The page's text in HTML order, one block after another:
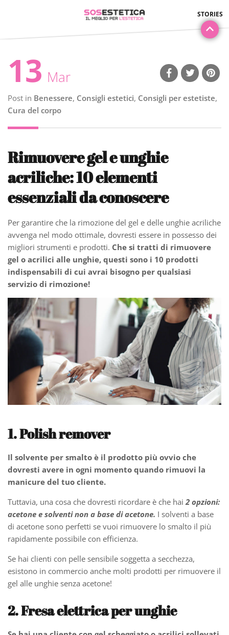
13 Mar
Post in Benessere, Consigli estetici, Consigli per estetiste,
Cura del corpo
Rimuovere gel e unghie
acriliche: 10 elementi
essenziali da conoscere
Per garantire che la rimozione del gel e delle unghie acriliche
avvenga nel modo ottimale, dovresti essere in possesso dei
migliori strumenti e prodotti. Che si tratti di rimuovere
gel o acrilici alle unghie, questi sono i 10 prodotti
indispensabili di cui avrai bisogno per qualsiasi
servizio di rimozione!
1. Polish remover
Il solvente per smalto è il prodotto più ovvio che
dovresti avere in ogni momento quando rimuovi la
manicure del tuo cliente.
Tuttavia, una cosa che dovresti ricordare è che hai 2 opzioni:
acetone e solventi non a base di acetone. I solventi a base
di acetone sono perfetti se vuoi rimuovere lo smalto il più
rapidamente possibile con efficienza.
Se hai clienti con pelle sensibile soggetta a secchezza,
esistono in commercio anche molti prodotti per rimuovere il
gel alle unghie senza acetone!
2. Fresa elettrica per unghie